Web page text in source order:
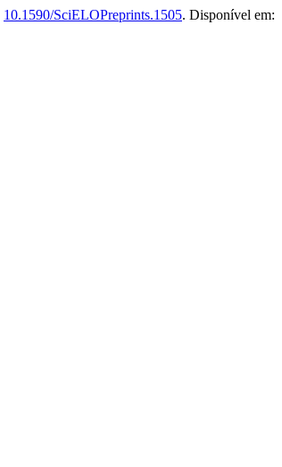
10.1590/SciELOPreprints.1505. Disponível em: